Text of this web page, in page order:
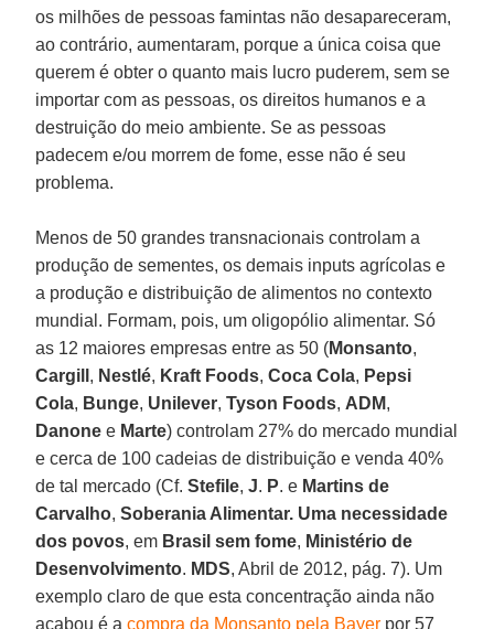
os milhões de pessoas famintas não desapareceram,
ao contrário, aumentaram, porque a única coisa que
querem é obter o quanto mais lucro puderem, sem se
importar com as pessoas, os direitos humanos e a
destruição do meio ambiente. Se as pessoas
padecem e/ou morrem de fome, esse não é seu
problema.
Menos de 50 grandes transnacionais controlam a
produção de sementes, os demais inputs agrícolas e
a produção e distribuição de alimentos no contexto
mundial. Formam, pois, um oligopólio alimentar. Só
as 12 maiores empresas entre as 50 (Monsanto,
Cargill , Nestlé, Kraft Foods,Coca Cola, Pepsi
Cola, Bunge, Unilever,Tyson Foods, ADM,
Danone e Marte) controlam 27% do mercado mundial
e cerca de 100 cadeias de distribuição e venda 40%
de tal mercado (Cf.Stefile,J. P. e Martins de
Carvalho,Soberania Alimentar. Uma necessidade
dos povos, em Brasil sem fome, Ministério de
Desenvolvimento. MDS, Abril de 2012, pág. 7). Um
exemplo claro de que esta concentração ainda não
acabou é acompra da Monsanto pela Bayer por 57